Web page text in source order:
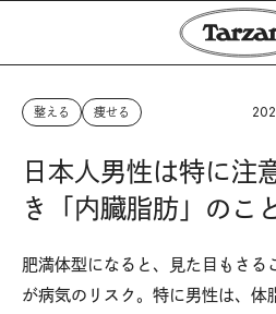
整える 痩せる
日本人男性は特に注
き「内臓脂肪」のこ
肥満体型になると、見た目もさる
が病気のリスク。特に男性は、体